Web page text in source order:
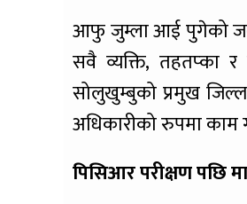
आफु जुम्ला आई पुगेको
सवै व्यक्ति, तहतप्का
सोलुखुम्बुको प्रमुख
अधिकारीको रुपमा काम
पिसिआर परीक्षण पछि